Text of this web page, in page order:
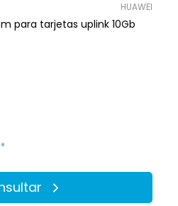
HUAWEI
para tarjetas uplink 10Gb